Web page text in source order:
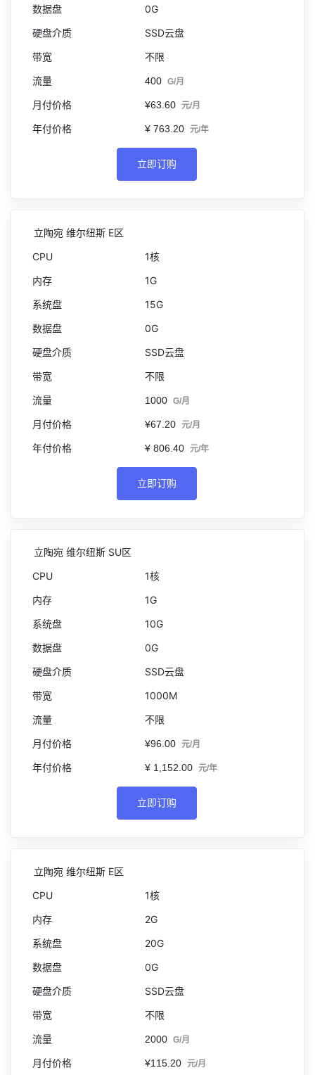
0G
SSD云盘
不限
400 G/月
¥63.60 元/月
¥ 763.20 元/年
立即订购
立陶宛 维尔纽斯 E区
1核
1G
15G
0G
SSD云盘
不限
1000 G/月
¥67.20 元/月
¥ 806.40 元/年
立即订购
立陶宛 维尔纽斯 SU区
1核
1G
10G
0G
SSD云盘
1000M
不限
¥96.00 元/月
¥ 1,152.00 元/年
立即订购
立陶宛 维尔纽斯 E区
1核
2G
20G
0G
SSD云盘
不限
2000 G/月
¥115.20 元/月